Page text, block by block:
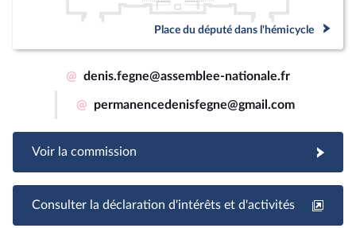
Place du député dans l'hémicycle
@ denis.fegne@assemblee-nationale.fr
@ permanencedenisfegne@gmail.com
Voir la commission
Consulter la déclaration d'intérêts et d'activités